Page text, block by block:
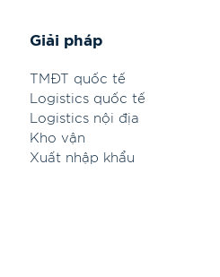
Giải pháp
TMĐT quốc tế
Logistics quốc tế
Logistics nội địa
Kho vận
Xuất nhập khẩu